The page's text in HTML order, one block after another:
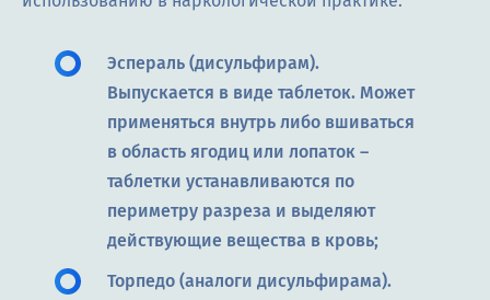
Эспераль (дисульфирам).
Выпускается в виде таблеток. Может
применяться внутрь либо вшиваться
в область ягодиц или лопаток –
таблетки устанавливаются по
периметру разреза и выделяют
действующие вещества в кровь;
Торпедо (аналоги дисульфирама).